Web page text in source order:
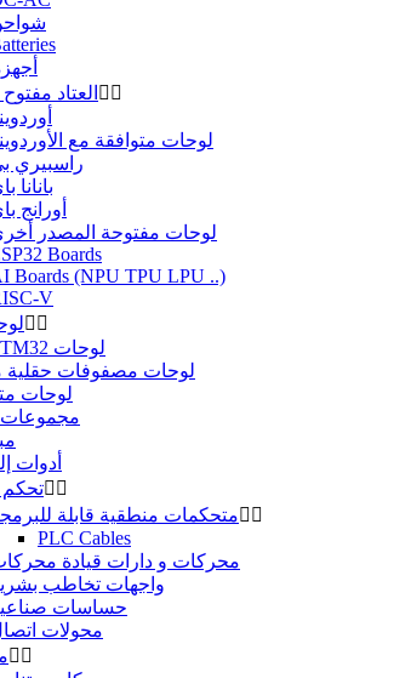
العتاد  
لوحات متوافقة مع
راسبيري
بانانا
أورانج
لوحات مفتوحة المصدر
Boards
Boards (NPU TPU LPU ..)
V
 
STM32 لوحات
لوحات مصفوفات حقلية
لوحات
مجموعات
أدوات
 
متحكمات منطقية قابلة 
PLC Cables
محركات و دارات قيادة
واجهات تخاطب
حساسات
محولات
 